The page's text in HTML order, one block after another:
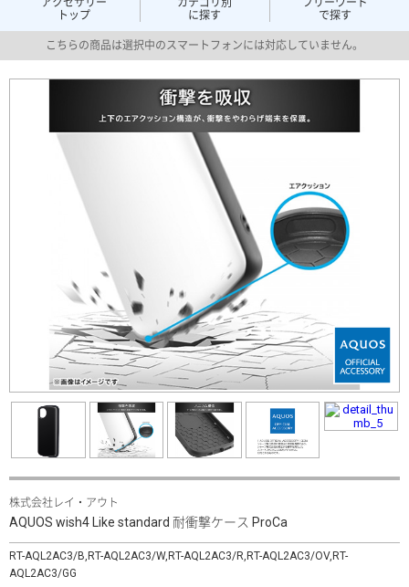
トップ
に探す
で探す
こちらの商品は選択中のスマートフォンには対応していません。
株式会社レイ・アウト
AQUOS wish4 Like standard 耐衝撃ケース ProCa
RT-AQL2AC3/B,RT-AQL2AC3/W,RT-AQL2AC3/R,RT-AQL2AC3/OV,RT-
AQL2AC3/GG